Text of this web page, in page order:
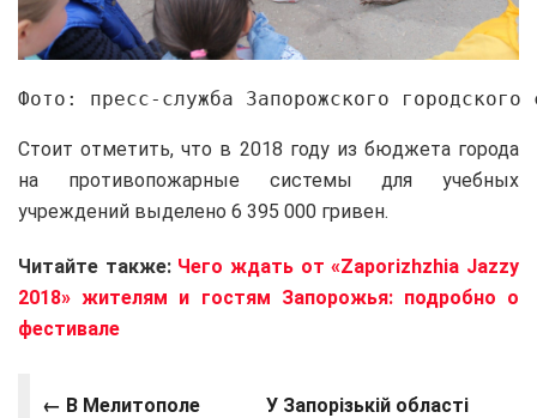
Фото: пресс-служба Запорожского городского
Стоит отметить, что в 2018 году из бюджета города
на противопожарные системы для учебных
учреждений выделено 6 395 000 гривен.
Читайте также: Чего ждать от «Zaporizhzhia Jazzy
2018» жителям и гостям Запорожья: подробно о
фестивале
← В Мелитополе
У Запорізькій області